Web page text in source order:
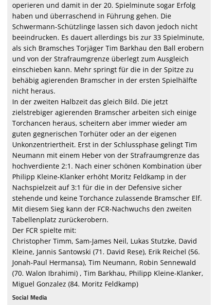
operieren und damit in der 20. Spielminute sogar Erfolg
haben und überraschend in Führung gehen. Die
Schwermann-Schützlinge lassen sich davon jedoch nicht
beeindrucken. Es dauert allerdings bis zur 33 Spielminute,
als sich Bramsches Torjäger Tim Barkhau den Ball erobern
und von der Strafraumgrenze überlegt zum Ausgleich
einschieben kann. Mehr springt für die in der Spitze zu
behäbig agierenden Bramscher in der ersten Spielhälfte
nicht heraus.
In der zweiten Halbzeit das gleich Bild. Die jetzt
zielstrebiger agierenden Bramscher arbeiten sich einige
Torchancen heraus, scheitern aber immer wieder am
guten gegnerischen Torhüter oder an der eigenen
Unkonzentriertheit. Erst in der Schlussphase gelingt Tim
Neumann mit einem Heber von der Strafraumgrenze das
hochverdiente 2:1. Nach einer schönen Kombination über
Philipp Kleine-Klanker erhöht Moritz Feldkamp in der
Nachspielzeit auf 3:1 für die in der Defensive sicher
stehende und keine Torchance zulassende Bramscher Elf.
Mit diesem Sieg kann der FCR-Nachwuchs den zweiten
Tabellenplatz zurückerobern.
Der FCR spielte mit:
Christopher Timm, Sam-James Neil, Lukas Stutzke, David
Kleine, Jannis Santowski (71. David Rese), Erik Reichel (56.
Jonah-Paul Hermansa), Tim Neumann, Robin Sennewald
(70. Walon Ibrahimi) , Tim Barkhau, Philipp Kleine-Klanker,
Miguel Gonzalez (84. Moritz Feldkamp)
Social Media